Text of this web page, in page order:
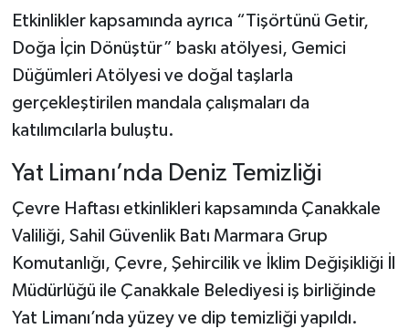
Etkinlikler kapsamında ayrıca “Tişörtünü Getir,
Doğa İçin Dönüştür” baskı atölyesi, Gemici
Düğümleri Atölyesi ve doğal taşlarla
gerçekleştirilen mandala çalışmaları da
katılımcılarla buluştu.
Yat Limanı’nda Deniz Temizliği
Çevre Haftası etkinlikleri kapsamında Çanakkale
Valiliği, Sahil Güvenlik Batı Marmara Grup
Komutanlığı, Çevre, Şehircilik ve İklim Değişikliği İl
Müdürlüğü ile Çanakkale Belediyesi iş birliğinde
Yat Limanı’nda yüzey ve dip temizliği yapıldı.